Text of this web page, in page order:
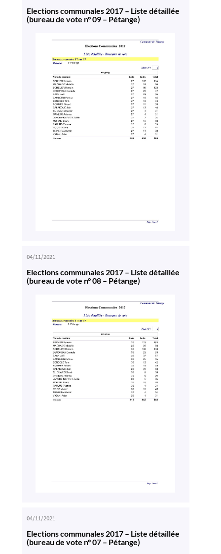
Elections communales 2017 – Liste détaillée
(bureau de vote n° 09 – Pétange)
04/11/2021
Elections communales 2017 – Liste détaillée
(bureau de vote n° 08 – Pétange)
04/11/2021
Elections communales 2017 – Liste détaillée
(bureau de vote n° 07 – Pétange)